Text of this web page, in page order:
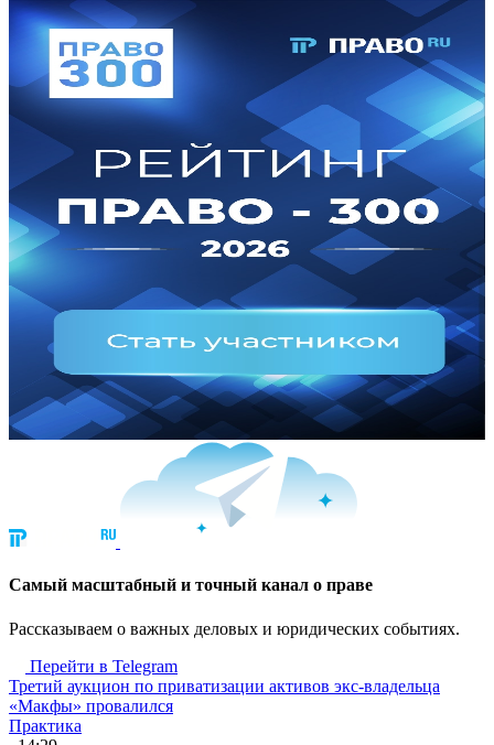
Cамый масштабный и точный канал о праве
Рассказываем о важных деловых и юридических событиях.
Перейти в Telegram
Третий аукцион по приватизации активов экс-владельца
«Макфы» провалился
Практика